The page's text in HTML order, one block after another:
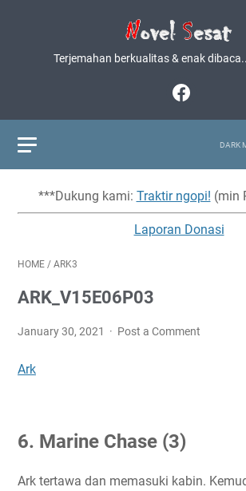
Terjemahan berkualitas & enak
***Dukung kami: Traktir ngopi! (min
Laporan Donasi
HOME / ARK3
ARK_V15E06P03
January 30, 2021 Post a Comment
Ark
6. Marine Chase (3)
Ark tertawa dan memasuki kabin.